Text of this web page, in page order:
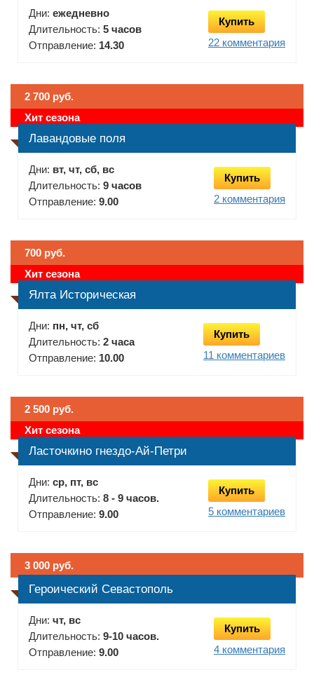
Дни: ежедневно
Длительность: 5 часов
Отправление: 14.30
Купить
22 комментария
2 700 руб.
Хит сезона
Лавандовые поля
Дни: вт, чт, сб, вс
Длительность: 9 часов
Отправление: 9.00
Купить
2 комментария
700 руб.
Хит сезона
Ялта Историческая
Дни: пн, чт, сб
Длительность: 2 часа
Отправление: 10.00
Купить
11 комментариев
2 500 руб.
Хит сезона
Ласточкино гнездо-Ай-Петри
Дни: ср, пт, вс
Длительность: 8 - 9 часов.
Отправление: 9.00
Купить
5 комментариев
3 000 руб.
Героический Севастополь
Дни: чт, вс
Длительность: 9-10 часов.
Отправление: 9.00
Купить
4 комментария